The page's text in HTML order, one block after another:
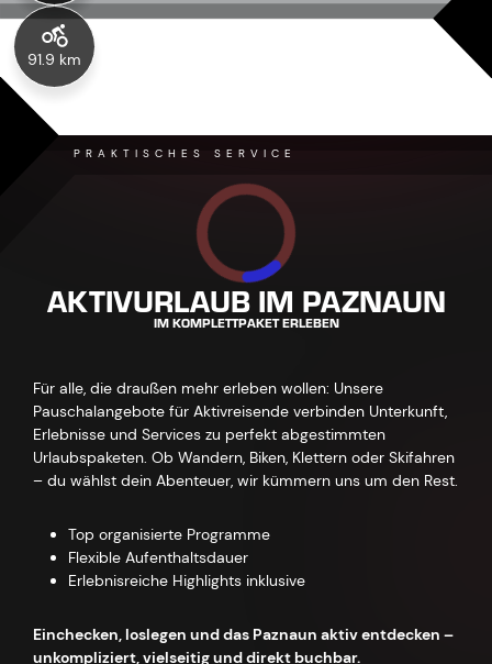
91.9 km
PRAKTISCHES SERVICE
AKTIVURLAUB IM PAZNAUN
IM KOMPLETTPAKET ERLEBEN
Für alle, die draußen mehr erleben wollen: Unsere
Pauschalangebote für Aktivreisende verbinden Unterkunft,
Erlebnisse und Services zu perfekt abgestimmten
Urlaubspaketen. Ob Wandern, Biken, Klettern oder Skifahren
– du wählst dein Abenteuer, wir kümmern uns um den Rest.
Top organisierte Programme
Flexible Aufenthaltsdauer
Erlebnisreiche Highlights inklusive
Einchecken, loslegen und das Paznaun aktiv entdecken –
unkompliziert, vielseitig und direkt buchbar.